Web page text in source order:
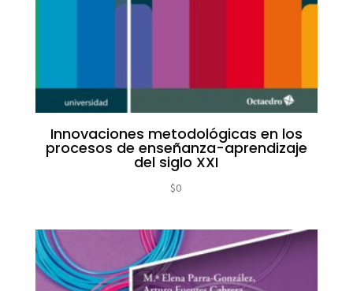
Innovaciones metodológicas en los
procesos de enseñanza-aprendizaje
del siglo XXI
$0